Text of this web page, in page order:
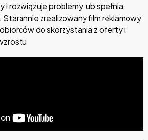
i rozwiązuje problemy lub spełnia
zrealizowany film reklamowy
do skorzystania z oferty i